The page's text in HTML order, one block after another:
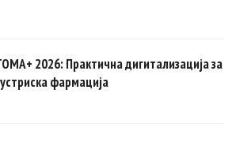
2026: Практична дигитализација за
фармација